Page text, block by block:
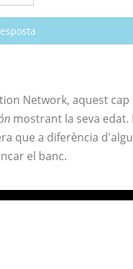
Network, aquest
mostrant la seva
que a diferència
el banc.